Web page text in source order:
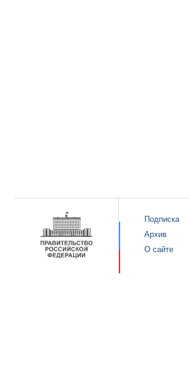
Подписка
Архив
О сайте